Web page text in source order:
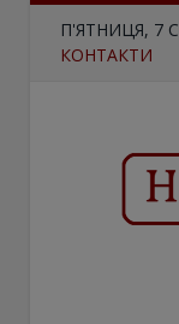
П'ЯТНИЦЯ, 7
КОНТАКТИ